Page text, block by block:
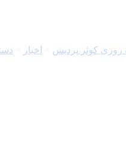
روزی کوثر پردیس اخبار